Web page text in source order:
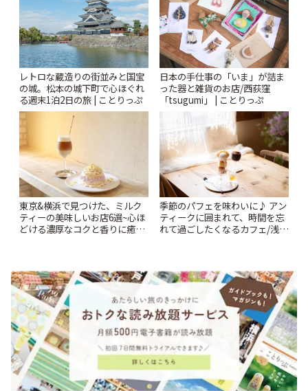
レトロな蔵造りの街並みと国宝
の城。松本の城下町で心ほぐれ
る週末1泊2日の旅 | ことりっぷ
日本の手仕事の「いま」が詰ま
った器と雑貨のお店/西荻窪
「tsugumi」 | ことりっぷ
東京&横浜で見つけた、ミルク
ティーの美味しいお店6選~心ほ
どける濃厚なコクと香りに癒や
季節のパフェを味わいに♪ アン
ティークに囲まれて、時間を忘
れて過ごしたくなるカフェ/浅草